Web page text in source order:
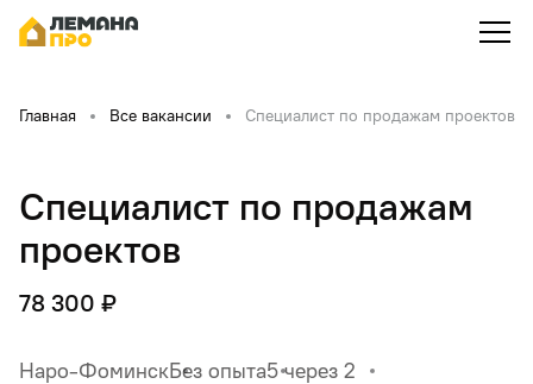
Главная Все вакансии Специалист по продажам проектов
Специалист по продажам
проектов
78 300 ₽
Наро-ФоминскБез опыта5 через 2